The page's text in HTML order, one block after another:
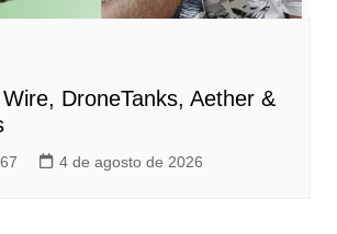
DroneTanks, Aether &
4 de agosto de 2026